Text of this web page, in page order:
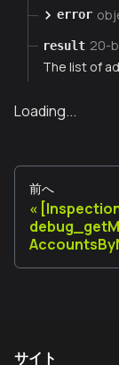
error
result 20-
The list of
Loading...
前へ
サイト